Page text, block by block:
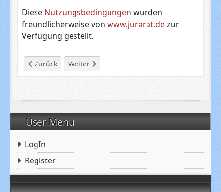
User Menu
LogIn
Register
Diese Nutzungsbedingungen wurden
freundlicherweise von www.jurarat.dezur
Verfügung gestellt.
Vorheriger Beitrag: Datenschutzerklärung
Zurück Nächster Beitrag: Impressum
Weiter